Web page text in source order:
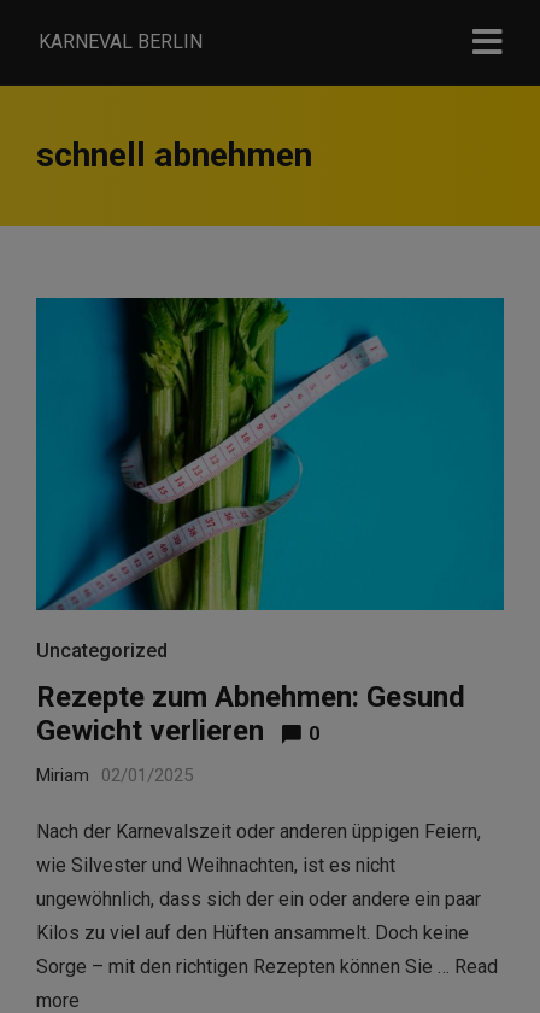
KARNEVAL BERLIN
schnell abnehmen
Uncategorized
Rezepte zum Abnehmen: Gesund
Gewicht verlieren
0
Miriam 02/01/2025
Nach der Karnevalszeit oder anderen üppigen Feiern,
wie Silvester und Weihnachten, ist es nicht
ungewöhnlich, dass sich der ein oder andere ein paar
Kilos zu viel auf den Hüften ansammelt. Doch keine
Sorge – mit den richtigen Rezepten können Sie … Read
more